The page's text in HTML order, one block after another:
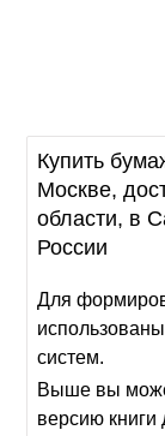
Купить
Москве,
области, в
России
Для
систем.
Выше вы
версию